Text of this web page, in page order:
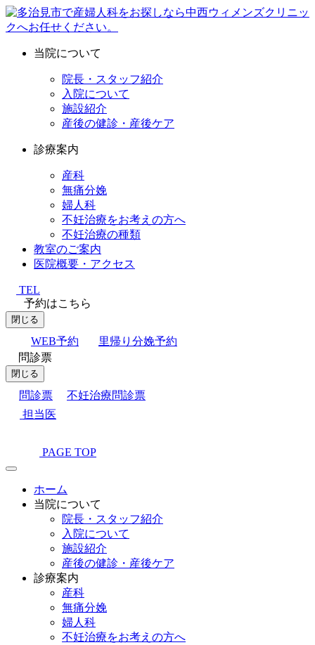
当院について
院長・スタッフ紹介
入院について
施設紹介
産後の健診・産後ケア
診療案内
産科
無痛分娩
婦人科
不妊治療をお考えの方へ
不妊治療の種類
教室のご案内
医院概要・アクセス
TEL
予約はこちら
閉じる
WEB予約
里帰り分娩予約
問診票
閉じる
問診票
不妊治療問診票
担当医
PAGE TOP
ホーム
当院について
院長・スタッフ紹介
入院について
施設紹介
産後の健診・産後ケア
診療案内
産科
無痛分娩
婦人科
不妊治療をお考えの方へ